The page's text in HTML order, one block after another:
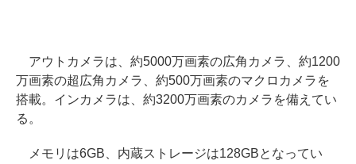
アウトカメラは、約5000万画素の広角カメラ、約1200
万画素の超広角カメラ、約500万画素のマクロカメラを
搭載。インカメラは、約3200万画素のカメラを備えてい
る。
メモリは6GB、内蔵ストレージは128GBとなってい